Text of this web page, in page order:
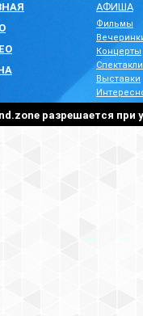
АФИША
Фильмы
Концерты
Спектакли
Выставки
разрешается